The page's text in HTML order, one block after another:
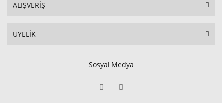
ALIŞVERİŞ
ÜYELİK
Sosyal Medya